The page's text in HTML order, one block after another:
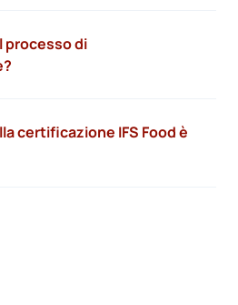
processo di
certificazione IFS Food è